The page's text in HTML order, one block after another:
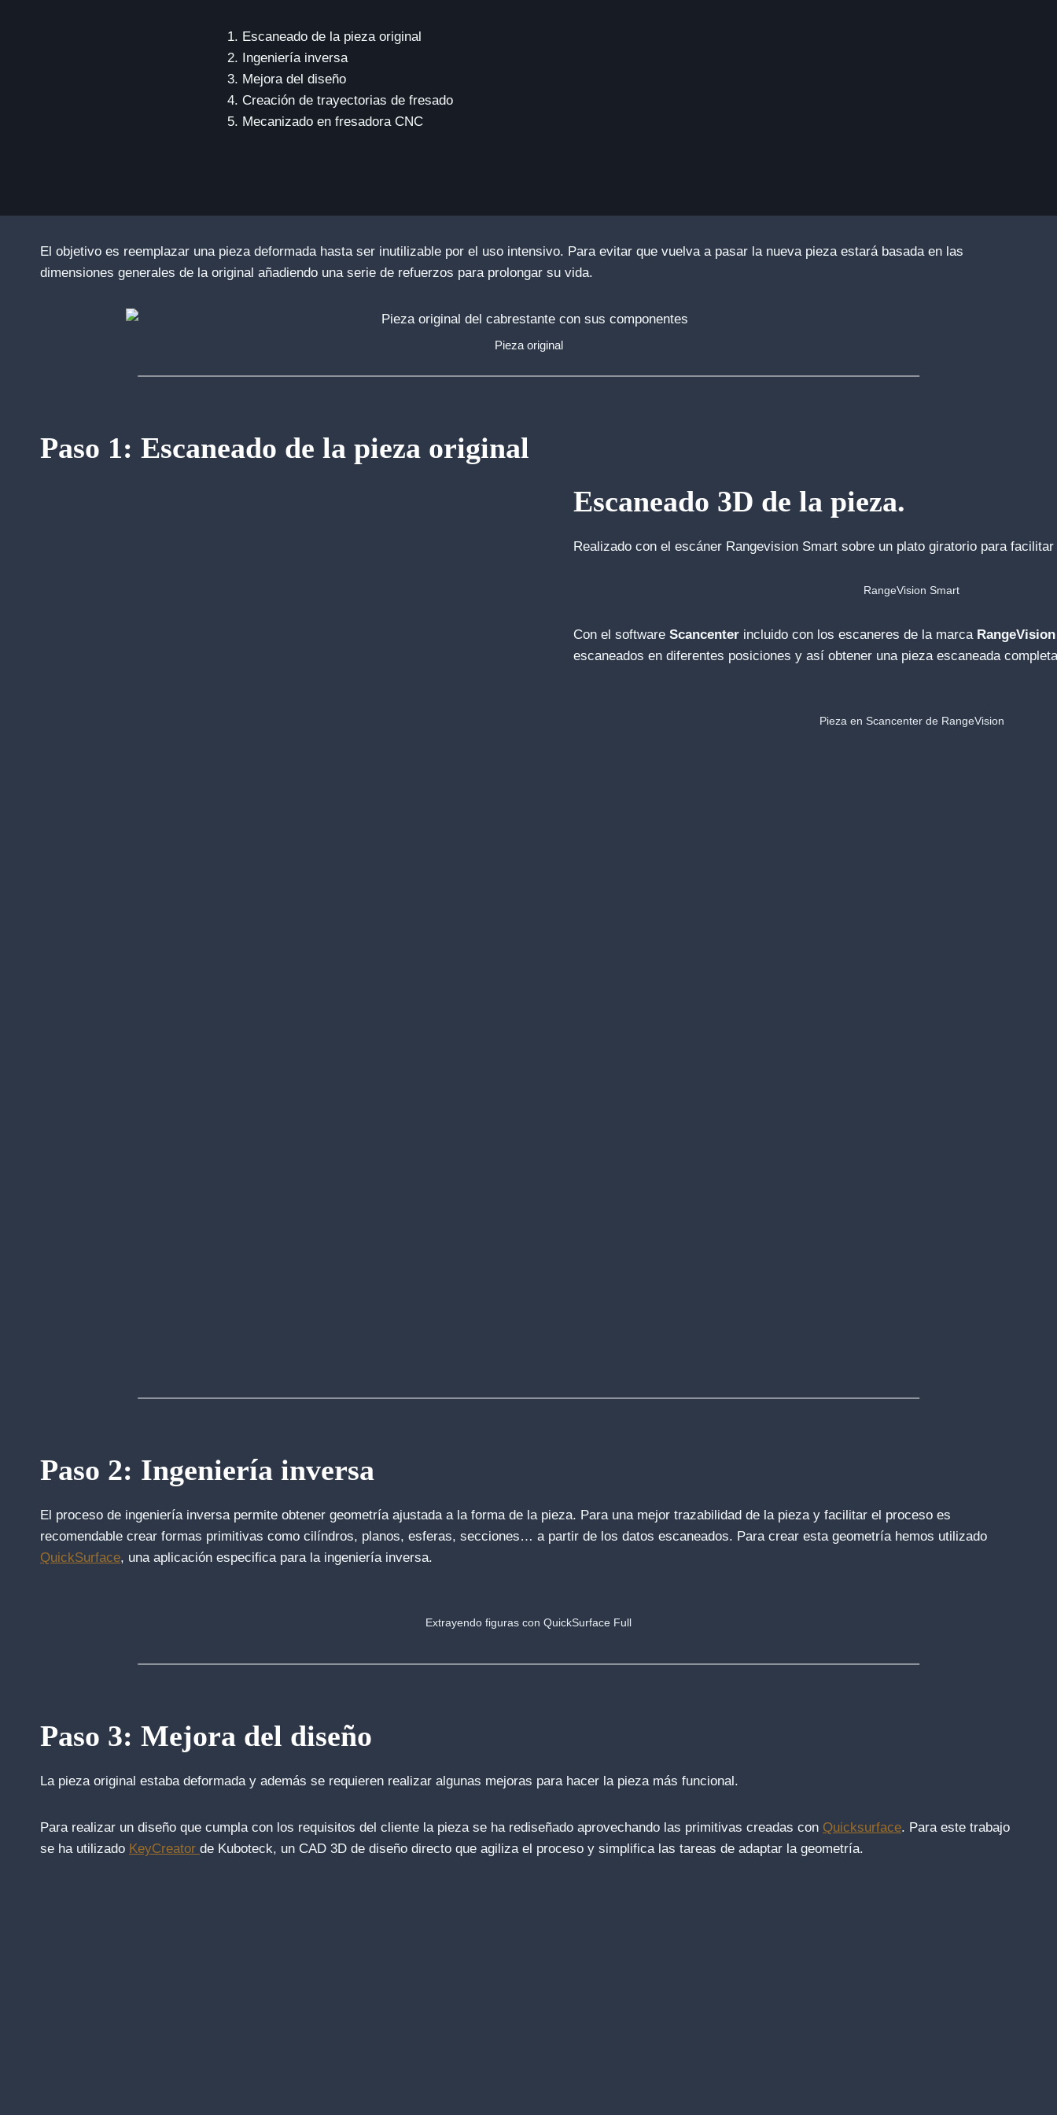
Escaneado de la pieza original
Ingeniería inversa
Mejora del diseño
Creación de trayectorias de fresado
Mecanizado en fresadora CNC
El objetivo es reemplazar una pieza deformada hasta ser inutilizable por el uso intensivo. Para evitar que vuelva a pasar la nueva pieza estará basada en las
dimensiones generales de la original añadiendo una serie de refuerzos para prolongar su vida.
Pieza original
Paso 1: Escaneado de la pieza original
Escaneado 3D de la pieza.
Realizado con el escáner Rangevision Smart sobre un plato giratorio para
RangeVision Smart
Con el softwareScancenter incluido con los escaneres de la marca
escaneados en diferentes posiciones y así obtener una pieza escaneada
Pieza en Scancenter de RangeVision
Paso 2: Ingeniería inversa
El proceso de ingeniería inversa permite obtener geometría ajustada a la forma de la pieza. Para una mejor trazabilidad de la pieza y facilitar el proceso es
recomendable crear formas primitivas como cilíndros, planos, esferas, secciones… a partir de los datos escaneados. Para crear esta geometría hemos utilizado
QuickSurface, una aplicación especifica para la ingeniería inversa.
Extrayendo figuras con QuickSurface Full
Paso 3: Mejora del diseño
La pieza original estaba deformada y además se requieren realizar algunas mejoras para hacer la pieza más funcional.
Para realizar un diseño que cumpla con los requisitos del cliente la pieza se ha rediseñado aprovechando las primitivas creadas con Quicksurface. Para este trabajo
se ha utilizado KeyCreator de Kuboteck, un CAD 3D de diseño directo que agiliza el proceso y simplifica las tareas de adaptar la geometría.